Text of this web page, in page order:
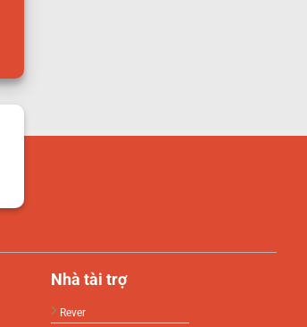
Nhà tài trợ
Rever